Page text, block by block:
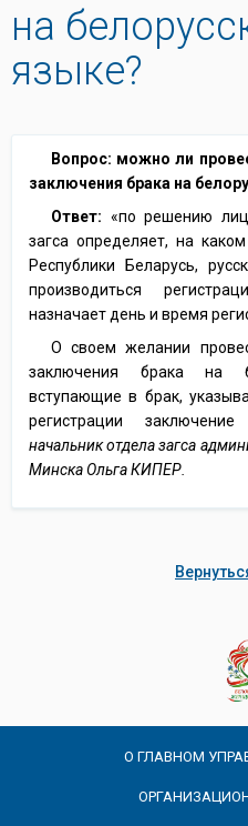
на
языке?
Вопрос: можно ли
заключения брака на
Ответ: «по решению
загса определяет, на
Республики Беларусь,
производиться
назначает день и время
О своем желании
заключения брака на
вступающие в брак,
регистрации
начальник отдела загса
Минска Ольга КИПЕР.
О ГЛАВНОМ